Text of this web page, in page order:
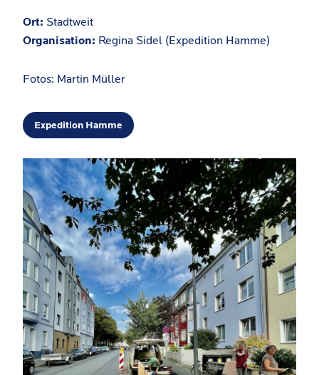
Ort: Stadtweit
Organisation: Regina Sidel (Expedition Hamme)
Fotos: Martin Müller
Expedition Hamme